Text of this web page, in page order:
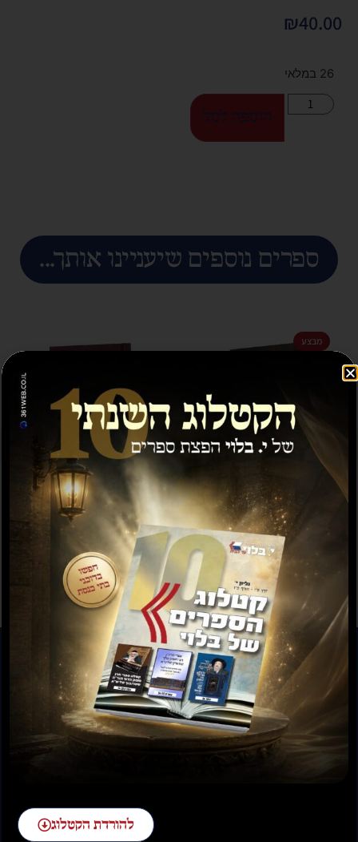
₪40.00
26 במלאי
הוספה לסל
ספרים נוספים שיעניינו אותך...
מבצע
תשועה ברוב יועץ
₪35.00 ₪15.00
תשובה מאת הרב ראובן
לויכטר שליטא
20.00 – ₪30.00
להזמנות חייגו:
להורדת הקטלוג